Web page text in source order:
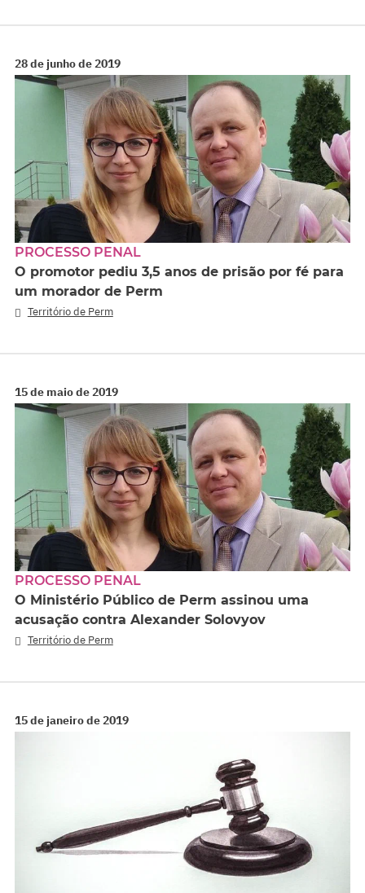
28 de junho de 2019
PROCESSO PENAL
O promotor pediu 3,5 anos de prisão por fé para
um morador de Perm
Território de Perm
15 de maio de 2019
PROCESSO PENAL
O Ministério Público de Perm assinou uma
acusação contra Alexander Solovyov
Território de Perm
15 de janeiro de 2019